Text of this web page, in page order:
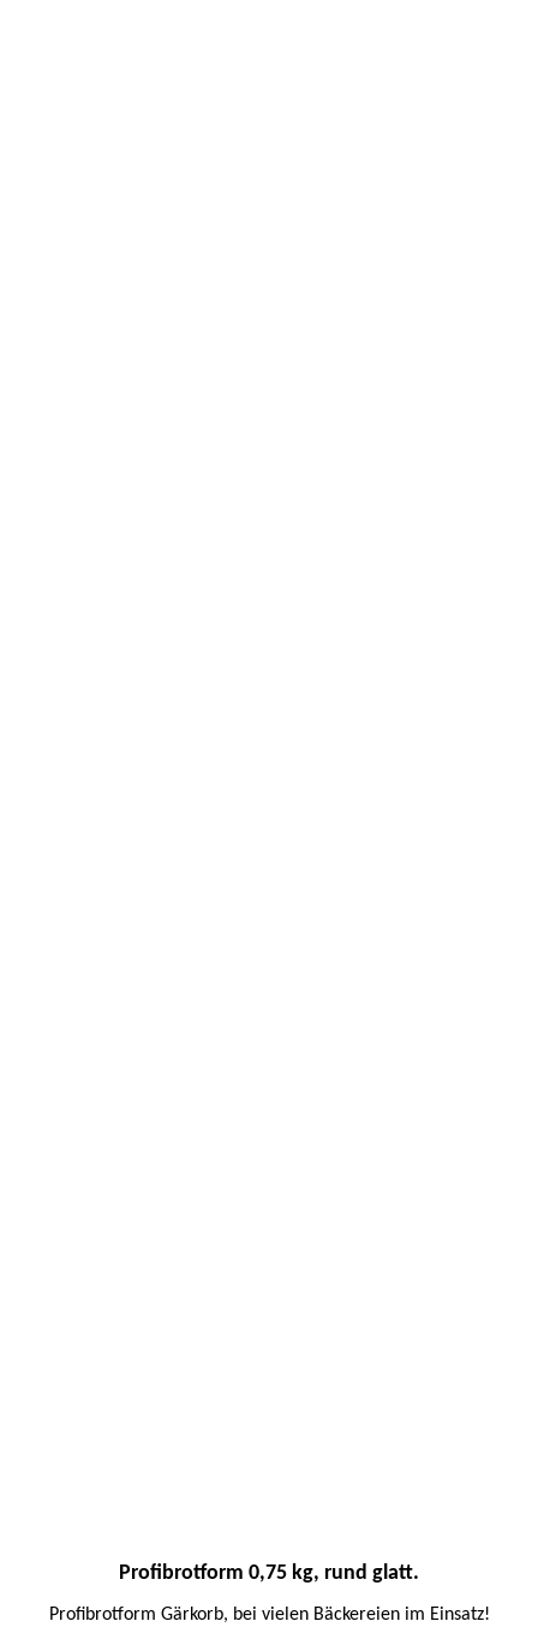
Profibrotform 0,75 kg, rund glatt.
Profibrotform Gärkorb, bei vielen Bäckereien im Einsatz!